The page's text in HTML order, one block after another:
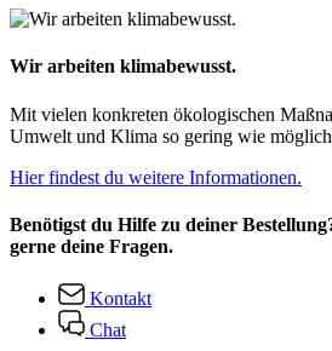
Wir arbeiten klimabewusst.
Mit vielen konkreten ökologischen
Umwelt und Klima so gering wie möglich
Hier findest du weitere Informationen.
Benötigst du Hilfe zu deiner
gerne deine Fragen.
Kontakt
Chat